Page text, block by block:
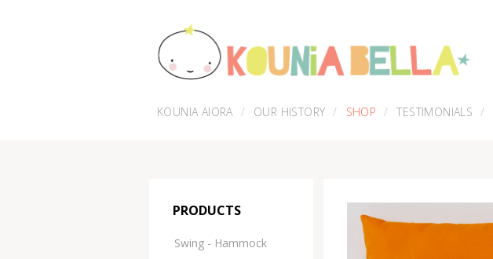
KOUNIA AIORA OUR HISTORY SHOP TESTIMONIALS
PRODUCTS
Swing - Hammock